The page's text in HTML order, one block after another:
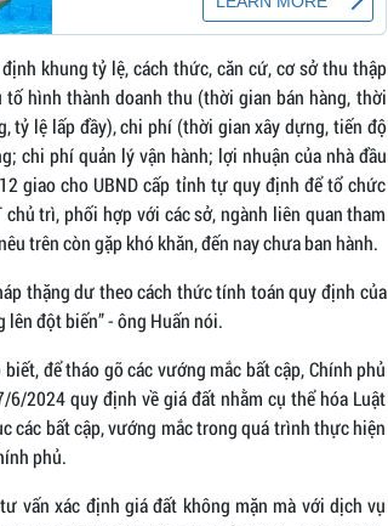
khung tỷ lệ, cách thức, căn cứ, cơ sở thu thập
hình thành doanh thu (thời gian bán hàng, thời
tỷ lệ lấp đầy), chi phí (thời gian xây dựng, tiến độ
chi phí quản lý vận hành; lợi nhuận của nhà đầu
giao cho UBND cấp tỉnh tự quy định để tổ chức
trì, phối hợp với các sở, ngành liên quan tham
trên còn gặp khó khăn, đến nay chưa ban hành.
thặng dư theo cách thức tính toán quy định của
đột biến” - ông Huấn nói.
để tháo gỡ các vướng mắc bất cập, Chính phủ
2024 quy định về giá đất nhằm cụ thể hóa Luật
các bất cập, vướng mắc trong quá trình thực hiện
phủ.
vấn xác định giá đất không mặn mà với dịch vụ